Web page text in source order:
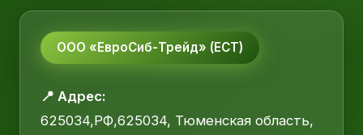
ООО «ЕвроСиб-Трейд» (ЕСТ)
📍 Адрес:
625034,РФ,625034, Тюменская область,